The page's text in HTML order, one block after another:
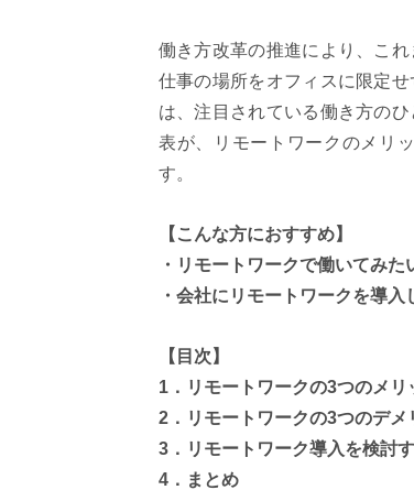
働き方改革の推進により、こ
仕事の場所をオフィスに限定
は、注目されている働き方の
表が、リモートワークのメリ
す。
【こんな方におすすめ】
・リモートワークで働いてみ
・会社にリモートワークを導
【目次】
1．リモートワークの3つのメリ
2．リモートワークの3つのデメ
3．リモートワーク導入を検討
4．まとめ